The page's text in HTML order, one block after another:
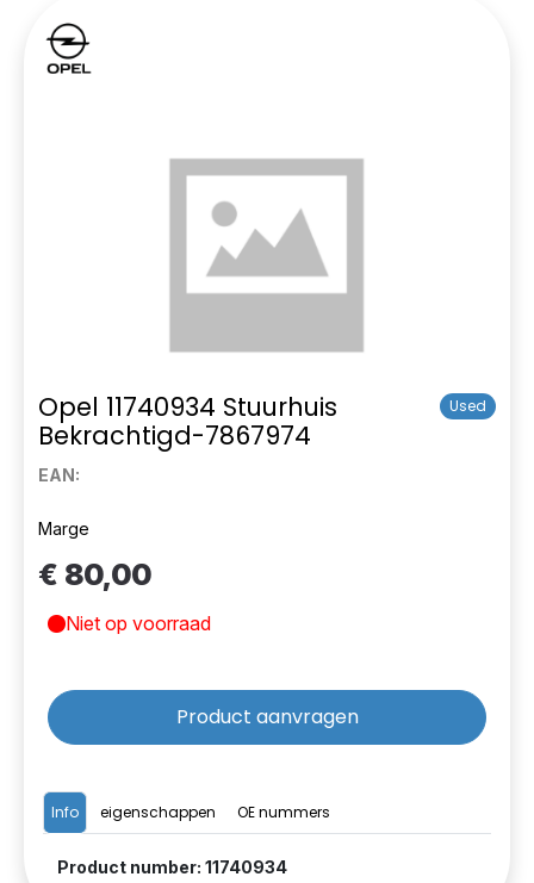
Opel 11740934 Stuurhuis
Bekrachtigd-7867974
Used
EAN:
Info eigenschappen OE nummers
Product number: 11740934
Marge
€ 80,00
Niet op voorraad
Product aanvragen